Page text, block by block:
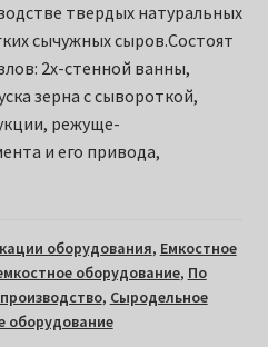
твердых натуральных
сычужных сыров.Состоят
2х-стенной ванны,
зерна с сывороткой,
режуще-
и его привода,
оборудования, Емкостное
оборудование, По
, Сыродельное
оборудование